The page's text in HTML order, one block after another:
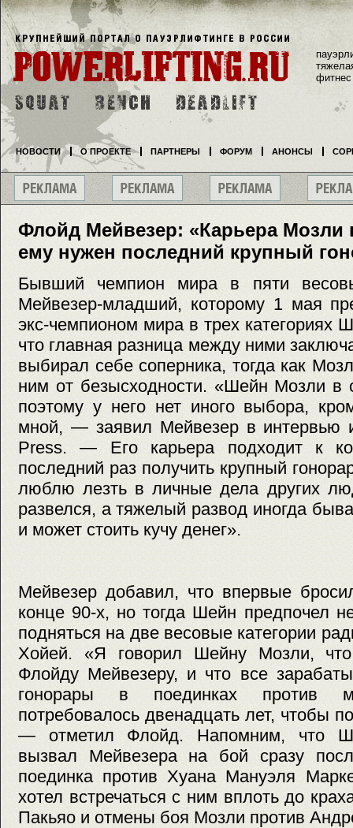
Флойд Мейвезер: «Карьера Мозли
ему нужен последний крупный
Бывший чемпион мира в пяти
Мейвезер-младший, которому 1 мая
экс-чемпионом мира в трех категориях
что главная разница между ними
выбирал себе соперника, тогда как
ним от безысходности. «Шейн Мозли в
поэтому у него нет иного выбора,
мной, — заявил Мейвезер в интервью
Press. — Его карьера подходит к
последний раз получить крупный
люблю лезть в личные дела других
развелся, а тяжелый развод иногда
и может стоить кучу денег».
Мейвезер добавил, что впервые
конце 90-х, но тогда Шейн предпочел
подняться на две весовые категории
Хойей. «Я говорил Шейну Мозли,
Флойду Мейвезеру, и что все
гонорары в поединках против
потребовалось двенадцать лет, чтобы
— отметил Флойд. Напомним, что
вызвал Мейвезера на бой сразу
поединка против Хуана Мануэля
хотел встречаться с ним вплоть до
Пакьяо и отмены боя Мозли против
фитнес
НОВОСТИ О ПРОЕКТЕ ПАРТНЕРЫ ФОРУМ АНОНСЫ